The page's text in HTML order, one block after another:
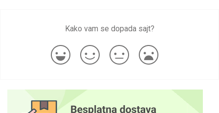
Kako vam se dopada sajt?